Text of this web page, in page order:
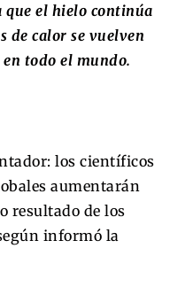
que el hielo continúa
de calor se vuelven
todo el mundo.
los científicos
aumentarán
resultado de los
informó la